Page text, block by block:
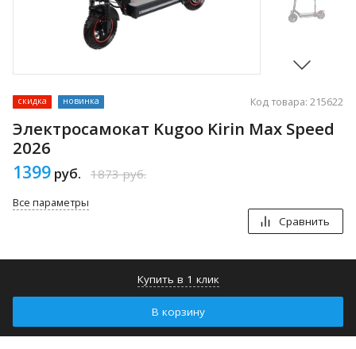
скидка новинка Код товара: 215622
Электросамокат Kugoo Kirin Max Speed
2026
1399 руб. 1873руб.
Все параметры
Сравнить
Купить в 1 клик
В корзину